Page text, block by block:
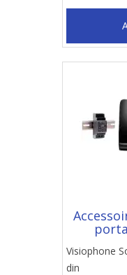
Visiophone
din